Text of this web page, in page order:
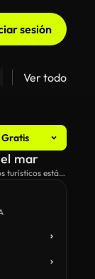
sesión
Zoom De Fondo
Ver todo
mar
turísticos están